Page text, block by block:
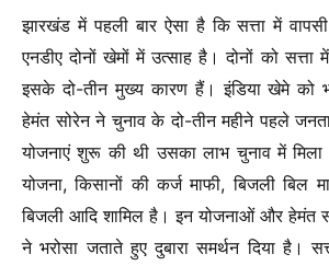
झारखंड में पहली बार ऐसा है कि सत्ता में
एनडीए दोनों खेमों में उत्साह है। दोनों को सत्ता
इसके दो-तीन मुख्य कारण हैं। इंडिया खेमे को
हेमंत सोरेन ने चुनाव के दो-तीन महीने पहले
योजनाएं शुरू की थी उसका लाभ चुनाव में मिला
योजना, किसानों की कर्ज माफी, बिजली बिल
बिजली आदि शामिल है। इन योजनाओं और हेमंत
ने भरोसा जताते हुए दुबारा समर्थन दिया है।